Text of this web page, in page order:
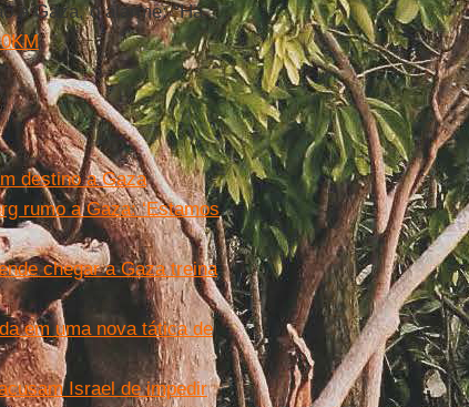
a Gaza, o alarme: "Há
destino a Gaza
rumo a Gaza: ‘Estamos
chegar a Gaza treina
em uma nova tática de
Israel de impedir